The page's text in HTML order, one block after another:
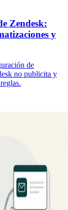
Zendesk:
y
de
no publicita y